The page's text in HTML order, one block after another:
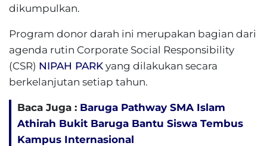
dikumpulkan.
Program donor darah ini merupakan bagian dari
agenda rutin Corporate Social Responsibility
(CSR) NIPAH PARK yang dilakukan secara
berkelanjutan setiap tahun.
Baca Juga : Baruga Pathway SMA Islam
Athirah Bukit Baruga Bantu Siswa Tembus
Kampus Internasional